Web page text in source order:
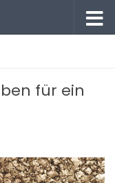
für ein